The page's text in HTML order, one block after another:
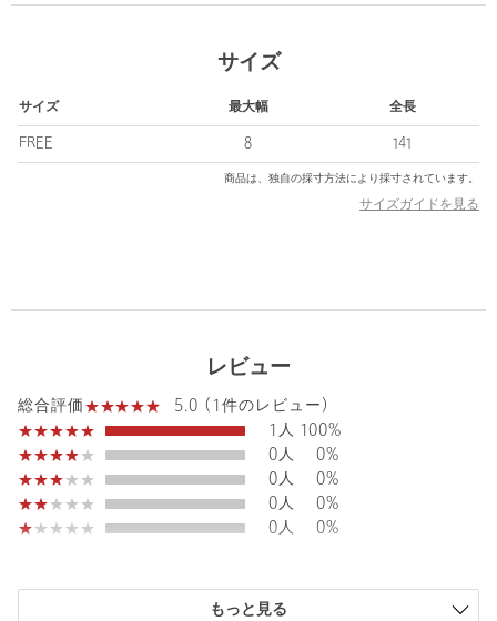
＜green label relaxing＞定番のシルクネクタイシリーズに2026年
・ベーシックな8cm幅
・さまざまなシーンで活躍する汎用性の高い無地
・柔らかさと落ち着いた印象をプラスするDK.BROWNカラー
・ほどよくアクセントになり華やかなオケージョンにもおすすめ
のTURQUOISEカラー
サイズ
サイズ 最大幅 全長
FREE 8 141
商品は、独自の採寸方法により採寸されています。
サイズガイドを見る
レビュー
総合評価
5.0 (1件のレビュー)
1人 100%
0人
0%
0人
0%
0人
0%
0人
0%
もっと見る